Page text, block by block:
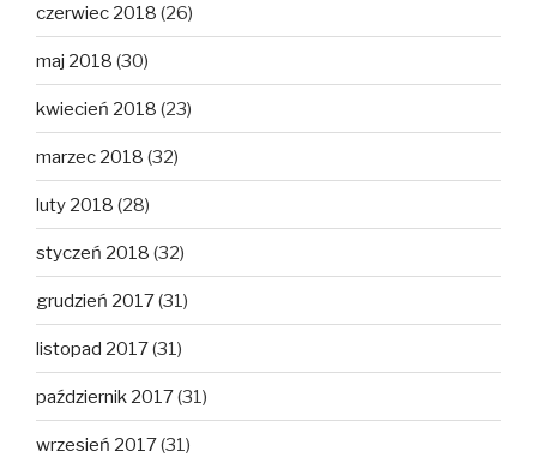
czerwiec 2018 (26)
maj 2018 (30)
kwiecień 2018 (23)
marzec 2018 (32)
luty 2018 (28)
styczeń 2018 (32)
grudzień 2017(31)
listopad 2017(31)
październik 2017(31)
wrzesień 2017(31)